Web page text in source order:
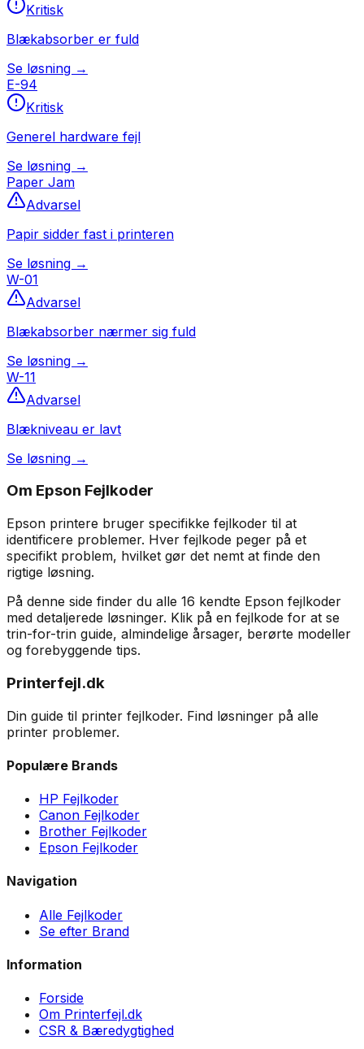
Kritisk
Blækabsorber er fuld
Se løsning →
E-94
Kritisk
Generel hardware fejl
Se løsning →
Paper Jam
Advarsel
Papir sidder fast i printeren
Se løsning →
W-01
Advarsel
Blækabsorber nærmer sig fuld
Se løsning →
W-11
Advarsel
Blækniveau er lavt
Se løsning →
Om Epson Fejlkoder
Epson printere bruger specifikke fejlkoder til at
identificere problemer. Hver fejlkode peger på et
specifikt problem, hvilket gør det nemt at finde den
rigtige løsning.
På denne side finder du alle 16 kendte Epson fejlkoder
med detaljerede løsninger. Klik på en fejlkode for at se
trin-for-trin guide, almindelige årsager, berørte modeller
og forebyggende tips.
Printerfejl.dk
Din guide til printer fejlkoder. Find løsninger på alle
printer problemer.
Populære Brands
HP Fejlkoder
Canon Fejlkoder
Brother Fejlkoder
Epson Fejlkoder
Navigation
Alle Fejlkoder
Se efter Brand
Information
Forside
Om Printerfejl.dk
CSR & Bæredygtighed